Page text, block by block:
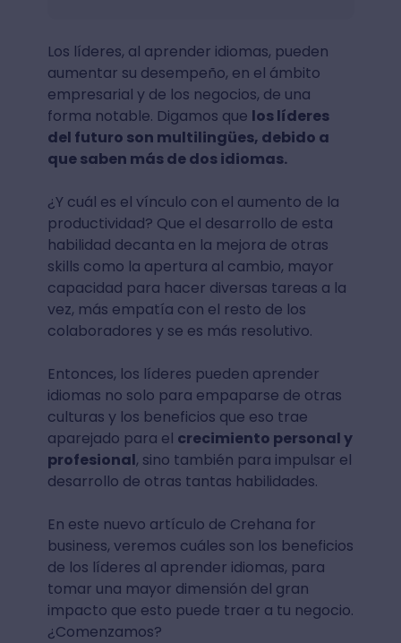
Los líderes, al aprender idiomas, pueden
aumentar su desempeño, en el ámbito
empresarial y de los negocios, de una
forma notable. Digamos que los líderes
del futuro son multilingües, debido a
que saben más de dos idiomas.
¿Y cuál es el vínculo con el aumento de la
productividad? Que el desarrollo de esta
habilidad decanta en la mejora de otras
skills como la apertura al cambio, mayor
capacidad para hacer diversas tareas a la
vez, más empatía con el resto de los
colaboradores y se es más resolutivo.
Entonces, los líderes pueden aprender
idiomas no solo para empaparse de otras
culturas y los beneficios que eso trae
aparejado para el crecimiento personal y
profesional, sino también para impulsar el
desarrollo de otras tantas habilidades.
En este nuevo artículo de Crehana for
business, veremos cuáles son los beneficios
de los líderes al aprender idiomas, para
tomar una mayor dimensión del gran
impacto que esto puede traer a tu negocio.
¿Comenzamos?